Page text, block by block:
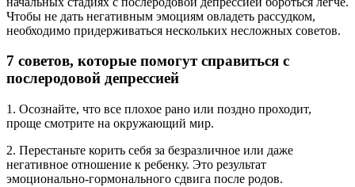
Чтобы не дать негативным эмоциям овладеть рассудком,
необходимо придерживаться нескольких несложных советов.
7 советов, которые помогут справиться с
послеродовой депрессией
1. Осознайте, что все плохое рано или поздно проходит,
проще смотрите на окружающий мир.
2. Перестаньте корить себя за безразличное или даже
негативное отношение к ребенку. Это результат
эмоционально-гормонального сдвига после родов.